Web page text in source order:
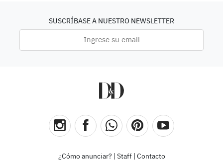
SUSCRÍBASE A NUESTRO NEWSLETTER
¿Cómo anunciar? Staff| Contacto